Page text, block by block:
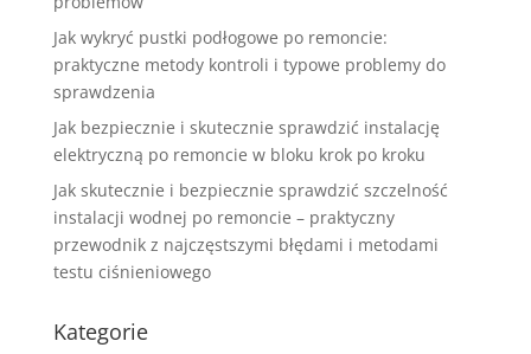
Jak wykryć pustki podłogowe po remoncie:
praktyczne metody kontroli i typowe problemy do
sprawdzenia
Jak bezpiecznie i skutecznie sprawdzić instalację
elektryczną po remoncie w bloku krok po kroku
Jak skutecznie i bezpiecznie sprawdzić szczelność
instalacji wodnej po remoncie – praktyczny
przewodnik z najczęstszymi błędami i metodami
testu ciśnieniowego
Kategorie